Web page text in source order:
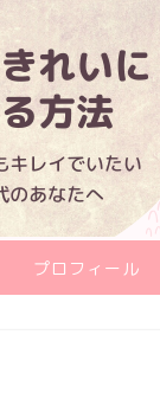
プロフィール